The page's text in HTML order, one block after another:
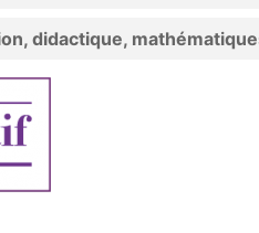
didactique,